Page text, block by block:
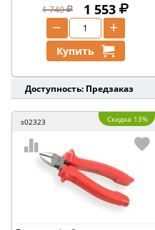
1 740 1 553
+
−
Купить
Доступность: Предзаказ
s02323 Скидка 13%